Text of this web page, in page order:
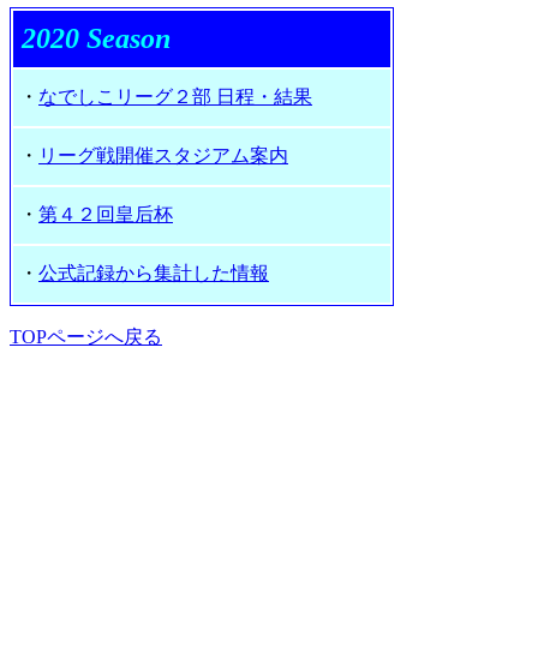
2020 Season
・ なでしこリーグ２部 日程・結果
・ リーグ戦開催スタジアム案内
・ 第４２回皇后杯
・ 公式記録から集計した情報
TOPページへ戻る